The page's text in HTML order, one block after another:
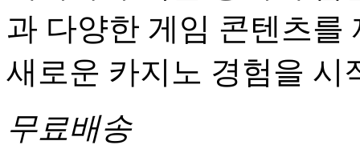
과 다양한 게임 콘텐츠를
새로운 카지노 경험을 시
무료배송